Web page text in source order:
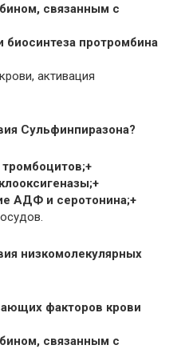
связанным с
биосинтеза протромбина
активация
Сульфинпиразона?
АДФ и серотонина;+
низкомолекулярных
факторов крови
связанным с